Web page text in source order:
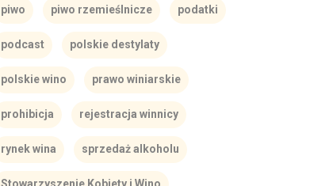
piwo piwo rzemieślnicze podatki
podcast polskie destylaty
polskie wino prawo winiarskie
prohibicja rejestracja winnicy
rynek wina sprzedaż alkoholu